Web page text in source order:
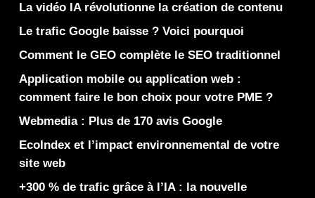
La vidéo IA révolutionne la création de contenu
Le trafic Google baisse ? Voici pourquoi
Comment le GEO complète le SEO traditionnel
Application mobile ou application web :
comment faire le bon choix pour votre PME ?
Webmedia : Plus de 170 avis Google
EcoIndex et l’impact environnemental de votre
site web
+300 % de trafic grâce à l’IA : la nouvelle